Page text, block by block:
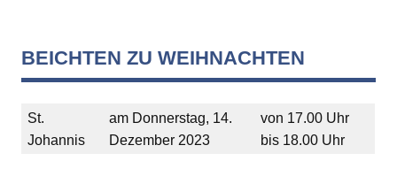
BEICHTEN ZU WEIHNACHTEN
St.
Johannis
am Donnerstag, 14.
Dezember 2023
von 17.00 Uhr
bis 18.00 Uhr